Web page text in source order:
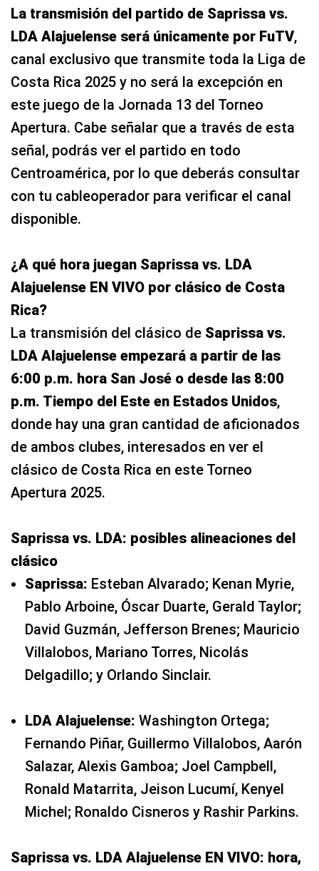
La transmisión del partido de Saprissa vs.
LDA Alajuelense será únicamente por FuTV,
canal exclusivo que transmite toda la Liga de
Costa Rica 2025 y no será la excepción en
este juego de la Jornada 13 del Torneo
Apertura. Cabe señalar que a través de esta
señal, podrás ver el partido en todo
Centroamérica, por lo que deberás consultar
con tu cableoperador para verificar el canal
disponible.
¿A qué hora juegan Saprissa vs. LDA
Alajuelense EN VIVO por clásico de Costa
Rica?
La transmisión del clásico de Saprissa vs.
LDA Alajuelense empezará a partir de las
6:00 p.m. hora San José o desde las 8:00
p.m. Tiempo del Este en Estados Unidos,
donde hay una gran cantidad de aficionados
de ambos clubes, interesados en ver el
clásico de Costa Rica en este Torneo
Apertura 2025.
Saprissa vs. LDA: posibles alineaciones del
clásico
Saprissa: Esteban Alvarado; Kenan Myrie,
Pablo Arboine, Óscar Duarte, Gerald Taylor;
David Guzmán, Jefferson Brenes; Mauricio
Villalobos, Mariano Torres, Nicolás
Delgadillo; y Orlando Sinclair.
LDA Alajuelense: Washington Ortega;
Fernando Piñar, Guillermo Villalobos, Aarón
Salazar, Alexis Gamboa; Joel Campbell,
Ronald Matarrita, Jeison Lucumí, Kenyel
Michel; Ronaldo Cisneros y Rashir Parkins.
Saprissa vs. LDA Alajuelense EN VIVO: hora,